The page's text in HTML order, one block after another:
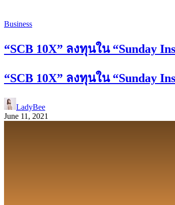
Business
“SCB 10X” ลงทุนใน “Sunday
“SCB 10X” ลงทุนใน “Sunday
LadyBee
June 11, 2021